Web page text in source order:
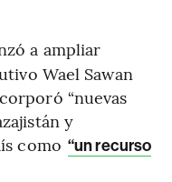
a ampliar
Wael Sawan
“nuevas
y
como “un recurso